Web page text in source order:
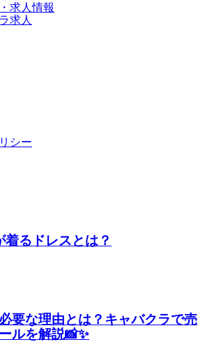
求人情報
求人
シー
着るドレスとは？
要な理由とは？キャバクラで売
ルを解説📸✨